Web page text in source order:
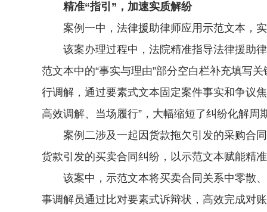
精准“指引”，加速实质解纷
案例一中，法律援助律师应用示范文本，实
该案办理过程中，法院精准指导法律援助律
范文本中的“事实与理由”部分空白栏补充填写
行调解，通过要素式文本固定案件事实和争议
高效调解、当场履行”，大幅缩短了纠纷化解周
案例二涉及一起因货款拖欠引发的采购合同
货款引发的买卖合同纠纷，以示范文本赋能精
该案中，示范文本将买卖合同关系中零散、
事调解员通过比对要素式诉辩状，高效完成对